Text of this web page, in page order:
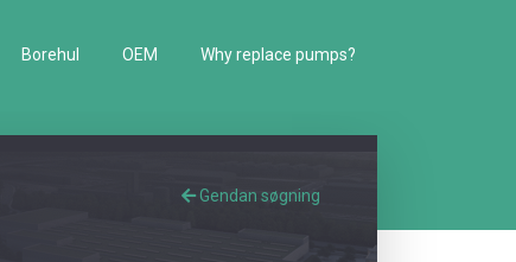
Borehul OEM Why replace pumps?
Gendan søgning